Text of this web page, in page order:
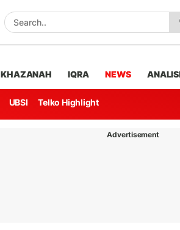
KHAZANAH IQRA NEWS
UBSI Telko Highlight
Advertisement